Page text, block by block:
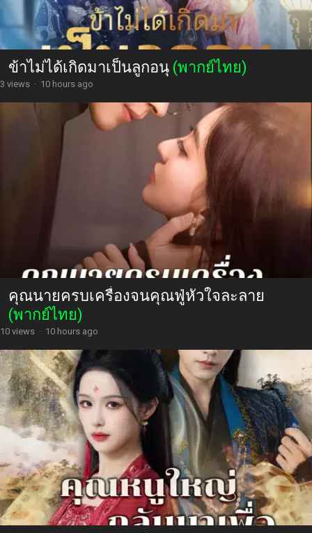
ข้าไม่ได้เกิดมาเป็นลูกอนุ (พากย์ไทย)
3 views · 10 hours ago
คุณนายครบเครื่องจนคุณฟู่หัวใจละลาย
(พากย์ไทย)
10 views · 10 hours ago